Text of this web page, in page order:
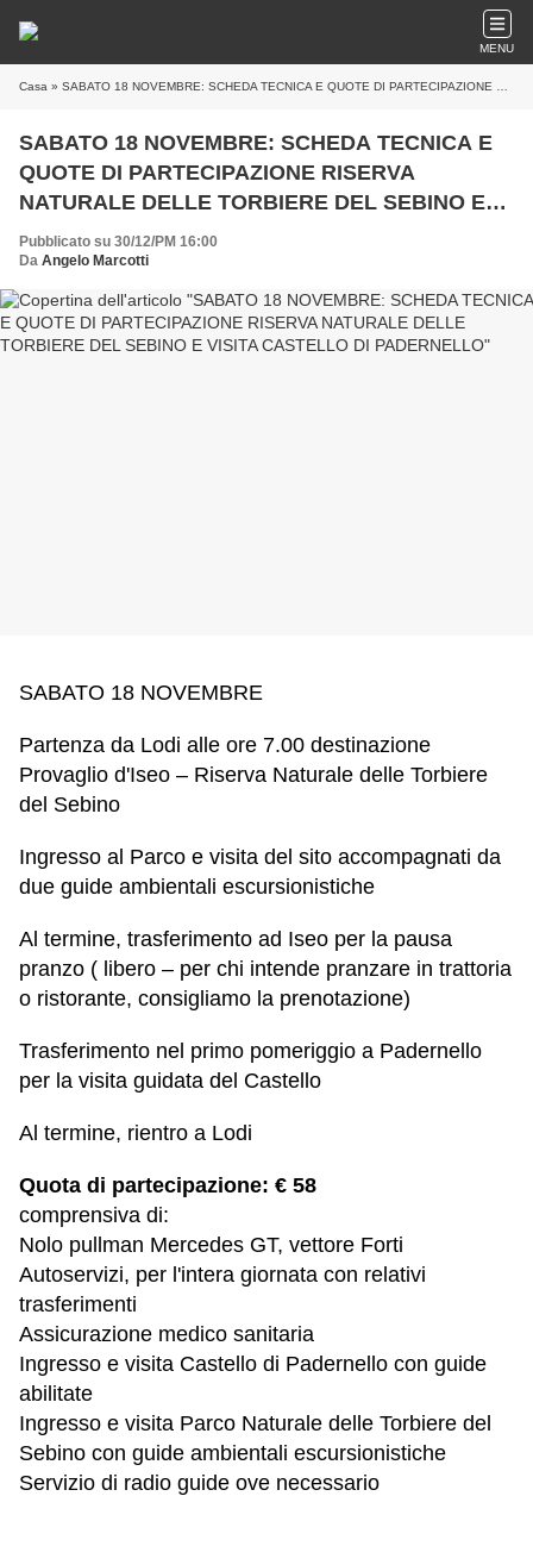
MENU
Casa » SABATO 18 NOVEMBRE: SCHEDA TECNICA E QUOTE DI PARTECIPAZIONE RISERVA NATURALE DELLE TORBIERE DEL SEBINO E VISITA CASTELLO DI PADERNELLO
SABATO 18 NOVEMBRE: SCHEDA TECNICA E
QUOTE DI PARTECIPAZIONE RISERVA
NATURALE DELLE TORBIERE DEL SEBINO E
VISITA CASTELLO DI PADERNELLO
Pubblicato su 30/12/PM 16:00
Da Angelo Marcotti
SABATO 18 NOVEMBRE
Partenza da Lodi alle ore 7.00 destinazione
Provaglio d'Iseo – Riserva Naturale delle Torbiere
del Sebino
Ingresso al Parco e visita del sito accompagnati da
due guide ambientali escursionistiche
Al termine, trasferimento ad Iseo per la pausa
pranzo ( libero – per chi intende pranzare in trattoria
o ristorante, consigliamo la prenotazione)
Trasferimento nel primo pomeriggio a Padernello
per la visita guidata del Castello
Al termine, rientro a Lodi
Quota di partecipazione: € 58
comprensiva di:
Nolo pullman Mercedes GT, vettore Forti
Autoservizi, per l'intera giornata con relativi
trasferimenti
Assicurazione medico sanitaria
Ingresso e visita Castello di Padernello con guide
abilitate
Ingresso e visita Parco Naturale delle Torbiere del
Sebino con guide ambientali escursionistiche
Servizio di radio guide ove necessario